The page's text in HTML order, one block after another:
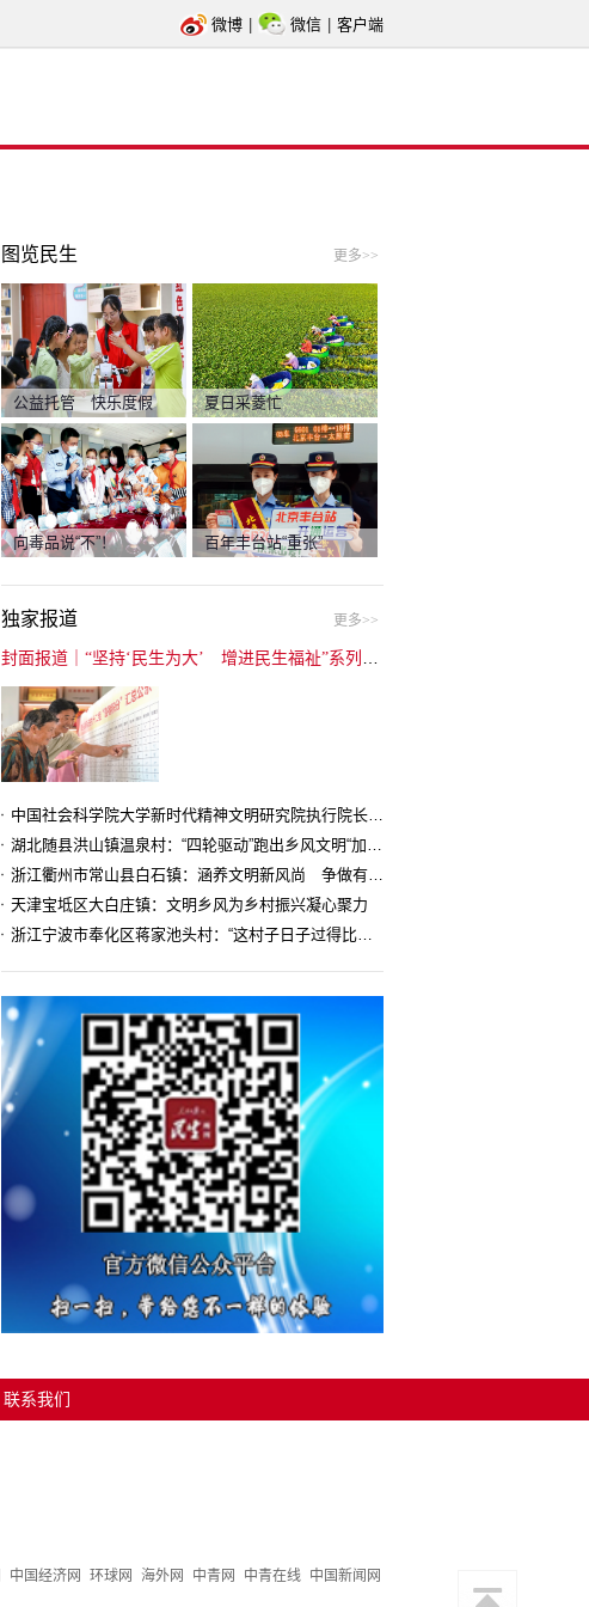
微博 微信 客户端
图览民生 更多>>
公益托管 快乐度假 夏日采菱忙
向毒品说“不”！ 百年丰台站“重张”
独家报道 更多>>
中国社会科学院大学新时代精神文明研究院执行院长王维国：文明村镇创建为乡村注入持久发展动力
湖北随县洪山镇温泉村：“四轮驱动”跑出乡风文明“加速度”
浙江衢州市常山县白石镇：涵养文明新风尚 争做有礼白石人
天津宝坻区大白庄镇：文明乡风为乡村振兴凝心聚力
浙江宁波市奉化区蒋家池头村：“这村子日子过得比城里还舒心”
联系我们
中国经济网 环球网 海外网 中青网 中青在线
中国新闻网